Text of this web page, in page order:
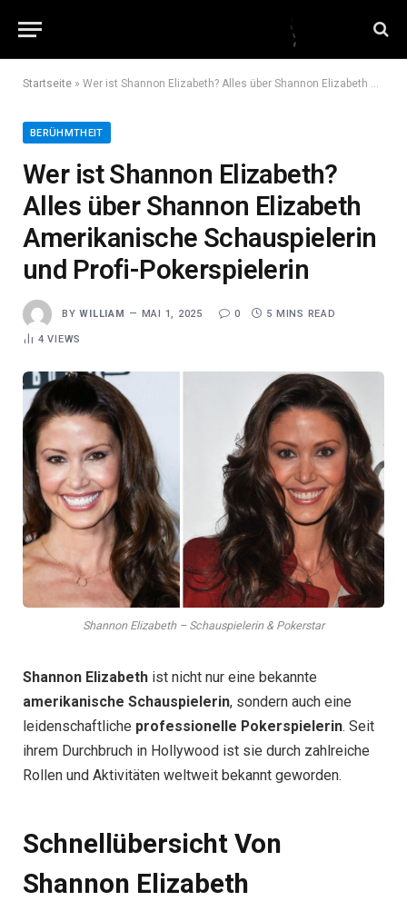
Startseite » Wer ist Shannon Elizabeth? Alles über Shannon Elizabeth Amerikanische Schauspielerin und Profi-Pokerspielerin
BERÜHMTHEIT
Wer ist Shannon Elizabeth?
Alles über Shannon Elizabeth
Amerikanische Schauspielerin
und Profi-Pokerspielerin
BY WILLIAM MAI 1, 2025 0 5 MINS READ
4VIEWS
Shannon Elizabeth – Schauspielerin & Pokerstar
Shannon Elizabeth ist nicht nur eine bekannte
amerikanische Schauspielerin, sondern auch eine
leidenschaftliche professionelle Pokerspielerin. Seit
ihrem Durchbruch in Hollywood ist sie durch zahlreiche
Rollen und Aktivitäten weltweit bekannt geworden.
Schnellübersicht Von
Shannon Elizabeth